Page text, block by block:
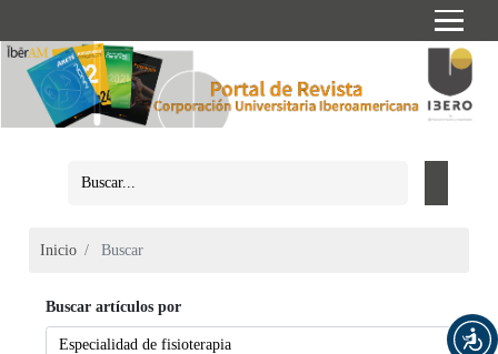
Inicio Buscar
Buscar artículos por